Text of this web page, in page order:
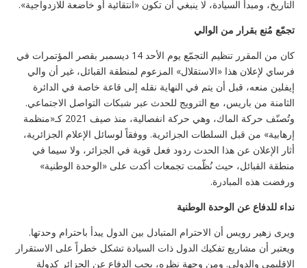
التاريخ، ومبدأ السيادة، لا ينبغي أن تكون «انتقائية أو خاضعة للازدواجية».
تجمّع مُنع بقرار من الوالي
كان من المقرر تنظيم التجمّع يوم الأحد 14 ديسمبر بقصر المؤتمرات في
فرساي لإعلان هذا «الاستقلال» المزعوم لمنطقة القبائل، غير أن والي
إيفلين منعه، قبل أن يتم في النهاية نقله إلى قاعة خاصة في الدائرة
الثامنة من باريس، مع الترويج للحدث عبر شبكات التواصل الاجتماعي.
وتُصنّف حركة الماك، وهي حركة انفصالية، منذ صيف 2021 كـ«منظمة
إرهابية» من قبل السلطات الجزائرية. ووفقاً لوسائل الإعلام الجزائرية،
أثار الإعلان عن هذا الحدث ردود فعل قوية في الجزائر، ولا سيما في
منطقة القبائل، حيث نُظّمت تجمعات أكدت على «الوحدة الوطنية»
ورفضت هذه المبادرة.
نداء للدفاع عن الوحدة الوطنية
ويرى زهير رويس أن الاحترام المتبادل بين الدول يبدأ باحترام وحدتها.
ويعتبر أن مشاريع تفكيك الدول ذات السيادة تشكل خطراً على الاستقرار
الإقليمي والدولي. ومن وجهة نظره، يجب الدفاع عن الجزائر كدولة